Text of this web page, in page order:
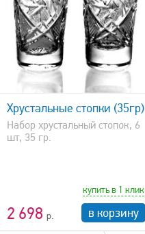
Хрустальные стопки (35гр)
Набор хрустальный стопок, 6
шт, 35 гр.
2 698
купить в 1 клик
в корзину
быстрый просмотр